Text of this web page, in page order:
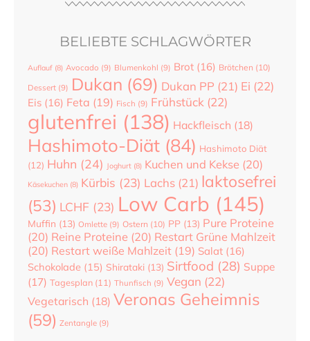
BELIEBTE SCHLAGWÖRTER
Auflauf (8) Avocado (9) Blumenkohl (9) Brot (16) Brötchen (10)
Dessert (9) Dukan (69) Dukan PP (21) Ei (22)
Eis (16) Feta (19) Fisch (9) Frühstück (22)
glutenfrei (138) Hackfleisch (18)
Hashimoto-Diät (84) Hashimoto Diät
(12) Huhn (24) Joghurt (8) Kuchen und Kekse (20)
Käsekuchen (8) Kürbis (23) Lachs (21) laktosefrei
(53) LCHF (23) Low Carb (145)
Muffin (13) Omlette (9) Ostern (10) PP (13) Pure Proteine
(20) Reine Proteine (20) Restart Grüne Mahlzeit
(20) Restart weiße Mahlzeit (19) Salat (16)
Schokolade (15) Shirataki (13) Sirtfood (28) Suppe
(17) Tagesplan (11) Thunfisch (9) Vegan (22)
Vegetarisch (18) Veronas Geheimnis
(59) Zentangle (9)